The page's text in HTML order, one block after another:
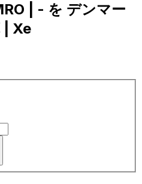
| - を デンマー
| Xe